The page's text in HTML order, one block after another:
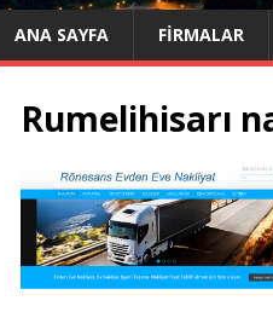
ANA SAYFA FIRMALAR
Rumelihisarı